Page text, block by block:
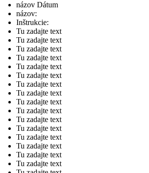
názov Dátum
názov:
Inštrukcie:
Tu zadajte text
Tu zadajte text
Tu zadajte text
Tu zadajte text
Tu zadajte text
Tu zadajte text
Tu zadajte text
Tu zadajte text
Tu zadajte text
Tu zadajte text
Tu zadajte text
Tu zadajte text
Tu zadajte text
Tu zadajte text
Tu zadajte text
Tu zadajte text